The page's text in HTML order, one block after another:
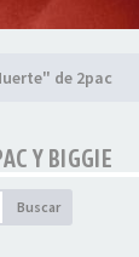
de 2pac
Y BIGGIE
Buscar